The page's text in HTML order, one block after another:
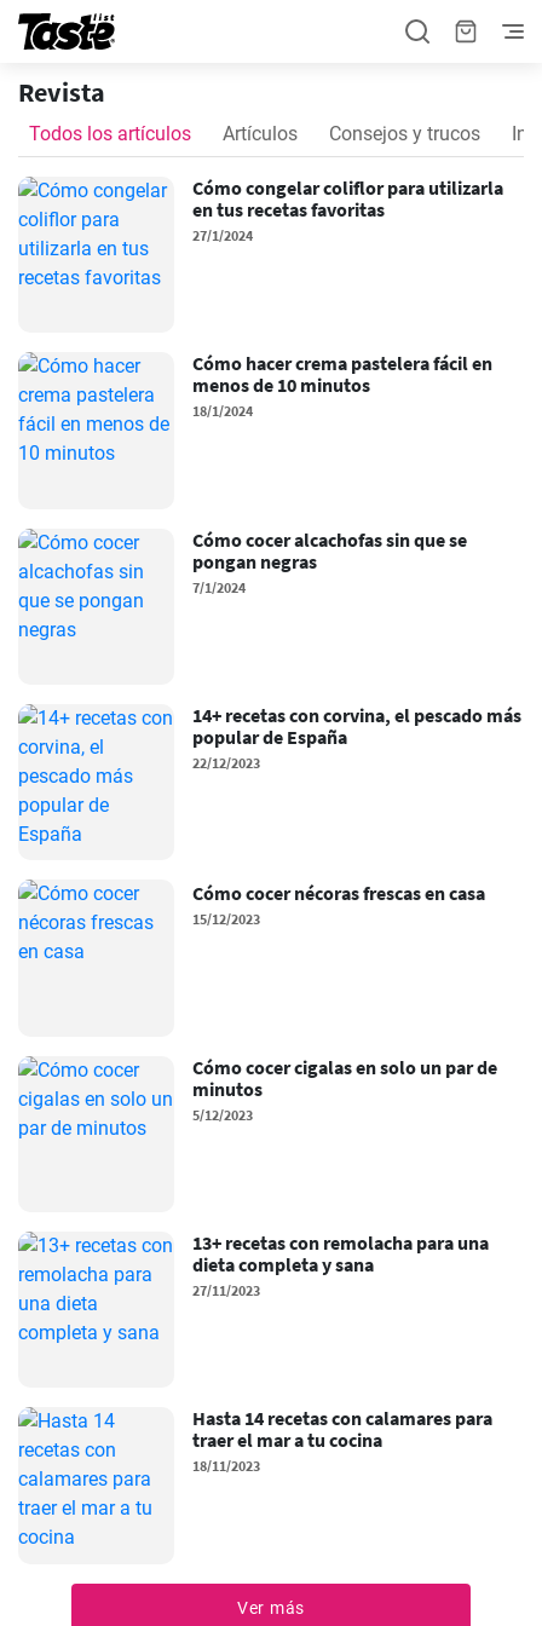
Revista
Todos los artículos Artículos Consejos y trucos
Cómo congelar coliflor para utilizarla
en tus recetas favoritas
27/1/2024
Cómo hacer crema pastelera fácil en
menos de 10 minutos
18/1/2024
Cómo cocer alcachofas sin que se
pongan negras
7/1/2024
14+ recetas con corvina, el pescado más
popular de España
22/12/2023
Cómo cocer nécoras frescas en casa
15/12/2023
Cómo cocer cigalas en solo un par de
minutos
5/12/2023
13+ recetas con remolacha para una
dieta completa y sana
27/11/2023
Hasta 14 recetas con calamares para
traer el mar a tu cocina
18/11/2023
Ver más